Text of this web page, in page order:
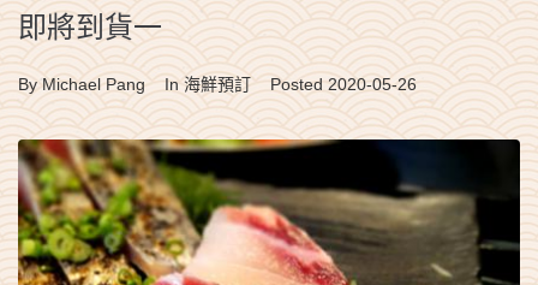
即將到貨一
By Michael Pang In 海鮮預訂 Posted2020-05-26